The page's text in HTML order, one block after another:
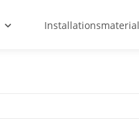
Installationsmaterial